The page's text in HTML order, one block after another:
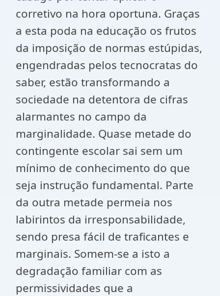
corretivo na hora oportuna. Graças
a esta poda na educação os frutos
da imposição de normas estúpidas,
engendradas pelos tecnocratas do
saber, estão transformando a
sociedade na detentora de cifras
alarmantes no campo da
marginalidade. Quase metade do
contingente escolar sai sem um
mínimo de conhecimento do que
seja instrução fundamental. Parte
da outra metade permeia nos
labirintos da irresponsabilidade,
sendo presa fácil de traficantes e
marginais. Somem-se a isto a
degradação familiar com as
permissividades que a